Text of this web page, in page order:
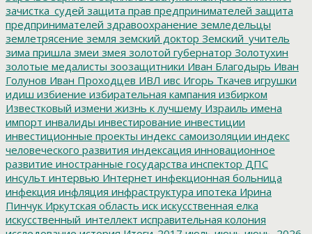
зачистка_судей защита прав предпринимателей защита
предпринимателей здравоохранение земледельцы
землетрясение земля земский доктор Земский_учитель
зима пришла змеи змея золотой губернатор Золотухин
золотые медалисты зоозащитники Иван Благодырь Иван
Голунов Иван Проходцев ИВЛ ивс Игорь Ткачев игрушки
идиш избиение избирательная кампания избирком
Известковый измени жизнь к лучшему Израиль имена
импорт инвалиды инвестирование инвестиции
инвестиционные проекты индекс самоизоляции индекс
человеческого развития индексация инновационное
развитие иностранные государства инспектор ДПС
инсульт интервью Интернет инфекционная больница
инфекция инфляция инфраструктура ипотека Ирина
Пинчук Иркутская область иск искусственная елка
искусственный_интеллект исправительная колония